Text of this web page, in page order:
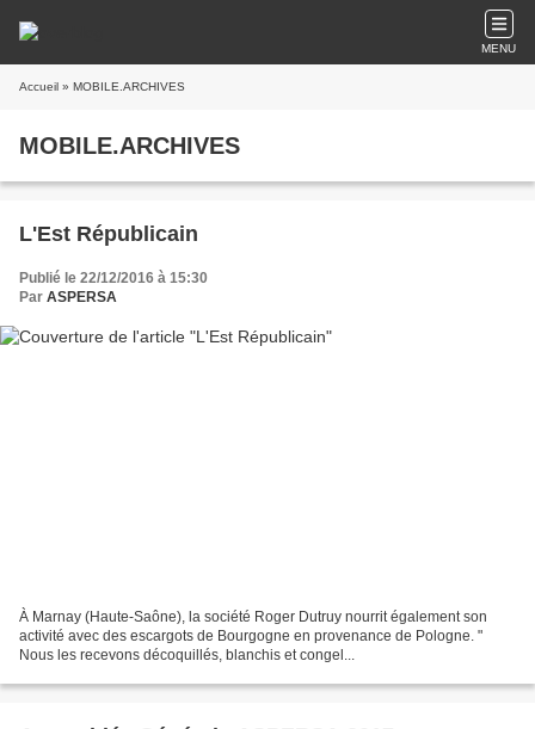
MENU
Accueil » MOBILE.ARCHIVES
MOBILE.ARCHIVES
L'Est Républicain
Publié le 22/12/2016 à 15:30
Par ASPERSA
À Marnay (Haute-Saône), la société Roger Dutruy nourrit également son
activité avec des escargots de Bourgogne en provenance de Pologne. "
Nous les recevons décoquillés, blanchis et congel...